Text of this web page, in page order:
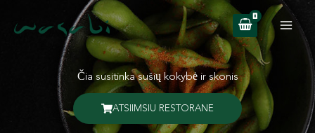
prie
Čia susitinka sušių kokybė ir skonis
ATSIIMSIU RESTORANE